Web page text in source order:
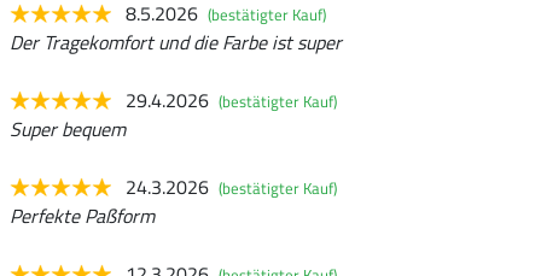
8.5.2026 (bestätigter Kauf)
Der Tragekomfort und die Farbe ist super
29.4.2026 (bestätigter Kauf)
Super bequem
24.3.2026 (bestätigter Kauf)
Perfekte Paßform